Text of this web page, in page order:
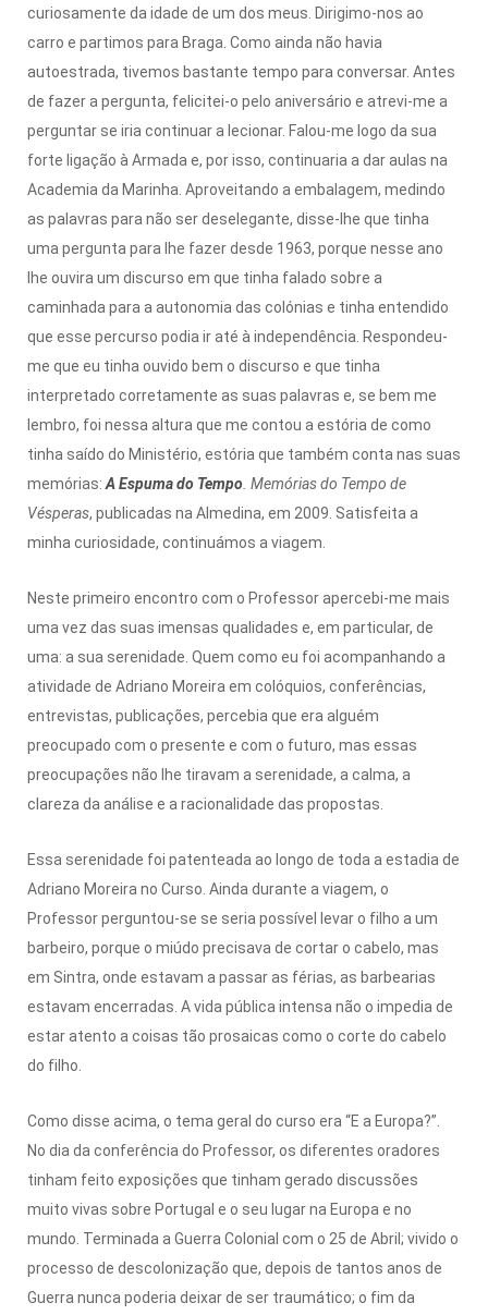
curiosamente da idade de um dos meus. Dirigimo-nos ao
carro e partimos para Braga. Como ainda não havia
autoestrada, tivemos bastante tempo para conversar. Antes
de fazer a pergunta, felicitei-o pelo aniversário e atrevi-me a
perguntar se iria continuar a lecionar. Falou-me logo da sua
forte ligação à Armada e, por isso, continuaria a dar aulas na
Academia da Marinha. Aproveitando a embalagem, medindo
as palavras para não ser deselegante, disse-lhe que tinha
uma pergunta para lhe fazer desde 1963, porque nesse ano
lhe ouvira um discurso em que tinha falado sobre a
caminhada para a autonomia das colónias e tinha entendido
que esse percurso podia ir até à independência. Respondeu-
me que eu tinha ouvido bem o discurso e que tinha
interpretado corretamente as suas palavras e, se bem me
lembro, foi nessa altura que me contou a estória de como
tinha saído do Ministério, estória que também conta nas suas
memórias: A Espuma do Tempo . Memórias do Tempo de
Vésperas, publicadas na Almedina, em 2009. Satisfeita a
minha curiosidade, continuámos a viagem.
Neste primeiro encontro com o Professor apercebi-me mais
uma vez das suas imensas qualidades e, em particular, de
uma: a sua serenidade. Quem como eu foi acompanhando a
atividade de Adriano Moreira em colóquios, conferências,
entrevistas, publicações, percebia que era alguém
preocupado com o presente e com o futuro, mas essas
preocupações não lhe tiravam a serenidade, a calma, a
clareza da análise e a racionalidade das propostas.
Essa serenidade foi patenteada ao longo de toda a estadia de
Adriano Moreira no Curso. Ainda durante a viagem, o
Professor perguntou-se se seria possível levar o filho a um
barbeiro, porque o miúdo precisava de cortar o cabelo, mas
em Sintra, onde estavam a passar as férias, as barbearias
estavam encerradas. A vida pública intensa não o impedia de
estar atento a coisas tão prosaicas como o corte do cabelo
do filho.
Como disse acima, o tema geral do curso era “E a Europa?”.
No dia da conferência do Professor, os diferentes oradores
tinham feito exposições que tinham gerado discussões
muito vivas sobre Portugal e o seu lugar na Europa e no
mundo. Terminada a Guerra Colonial com o 25 de Abril; vivido o
processo de descolonização que, depois de tantos anos de
Guerra nunca poderia deixar de ser traumático; o fim da